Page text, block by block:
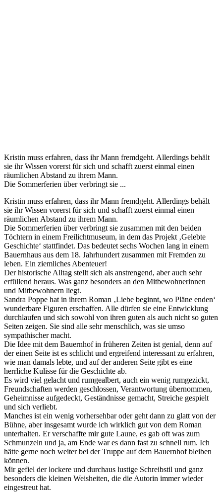
Kristin muss erfahren, dass ihr Mann fremdgeht. Allerdings behält
sie ihr Wissen vorerst für sich und schafft zuerst einmal einen
räumlichen Abstand zu ihrem Mann.
Die Sommerferien über verbringt sie ...
Kristin muss erfahren, dass ihr Mann fremdgeht. Allerdings behält
sie ihr Wissen vorerst für sich und schafft zuerst einmal einen
räumlichen Abstand zu ihrem Mann.
Die Sommerferien über verbringt sie zusammen mit den beiden
Töchtern in einem Freilichtmuseum, in dem das Projekt ‚Gelebte
Geschichte‘ stattfindet. Das bedeutet sechs Wochen lang in einem
Bauernhaus aus dem 18. Jahrhundert zusammen mit Fremden zu
leben. Ein ziemliches Abenteuer!
Der historische Alltag stellt sich als anstrengend, aber auch sehr
erfüllend heraus. Was ganz besonders an den Mitbewohnerinnen
und Mitbewohnern liegt.
Sandra Poppe hat in ihrem Roman ‚Liebe beginnt, wo Pläne enden‘
wunderbare Figuren erschaffen. Alle dürfen sie eine Entwicklung
durchlaufen und sich sowohl von ihren guten als auch nicht so guten
Seiten zeigen. Sie sind alle sehr menschlich, was sie umso
sympathischer macht.
Die Idee mit dem Bauernhof in früheren Zeiten ist genial, denn auf
der einen Seite ist es schlicht und ergreifend interessant zu erfahren,
wie man damals lebte, und auf der anderen Seite gibt es eine
herrliche Kulisse für die Geschichte ab.
Es wird viel gelacht und rumgealbert, auch ein wenig rumgezickt,
Freundschaften werden geschlossen, Verantwortung übernommen,
Geheimnisse aufgedeckt, Geständnisse gemacht, Streiche gespielt
und sich verliebt.
Manches ist ein wenig vorhersehbar oder geht dann zu glatt von der
Bühne, aber insgesamt wurde ich wirklich gut von dem Roman
unterhalten. Er verschaffte mir gute Laune, es gab oft was zum
Schmunzeln und ja, am Ende war es dann fast zu schnell rum. Ich
hätte gerne noch weiter bei der Truppe auf dem Bauernhof bleiben
können.
Mir gefiel der lockere und durchaus lustige Schreibstil und ganz
besonders die kleinen Weisheiten, die die Autorin immer wieder
eingestreut hat.